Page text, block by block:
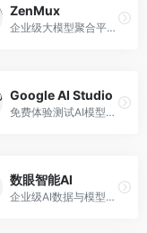
ZenMux
企业级大模型聚合平台，专注于企业AI服务。面向企业用户，提供多模型管理、安全合规、成本优化等服务，企业级功能完善。
Google AI Studio
免费体验测试AI模型的平台，深度整合Google生态。面向开发者和研究者，提供Gemini模型体验、API密钥管理、提示词测试等服务，免费使用。
数眼智能AI
企业级AI数据与模型服务平台，专注于数据驱动AI。面向企业用户，提供数据管理、模型训练、部署服务等，数据治理能力强。